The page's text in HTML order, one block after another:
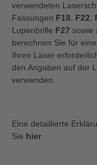
verwendeten
Fassungen F18 F22
Lupenbrille F27 sowie
berechnen Sie für
Ihren Laser
den Angaben auf der
verwenden.
Eine detaillierte
Sie hier